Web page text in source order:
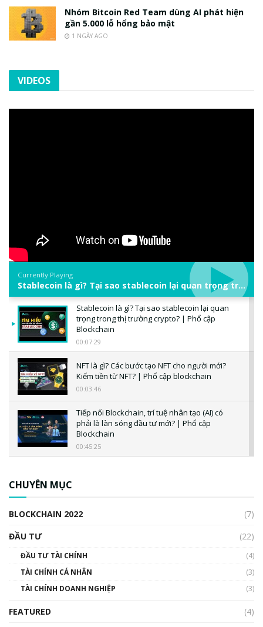
Nhóm Bitcoin Red Team dùng AI phát hiện
gần 5.000 lỗ hổng bảo mật
1 NGÀY AGO
VIDEOS
Currently Playing
Stablecoin là gì? Tại sao stablecoin lại quan trọng trong thị trường crypto? | Phổ cập Blockchain
Stablecoin là gì? Tại sao stablecoin lại quan
trọng trong thị trường crypto? | Phổ cập
Blockchain
00:07:29
NFT là gì? Các bước tạo NFT cho người mới?
Kiếm tiền từ NFT? | Phổ cập blockchain
00:03:46
Tiếp nối Blockchain, trí tuệ nhân tạo (AI) có
phải là làn sóng đầu tư mới? | Phổ cập
Blockchain
00:45:25
00:02:14
Nhìn lại năm 2022: Những sự kiện ảnh hưởng
đến hệ sinh thái tiền mã hoá | Phổ cập
CHUYÊN MỤC
BLOCKCHAIN 2022
(7)
ĐẦU TƯ
(22)
ĐẦU TƯ TÀI CHÍNH
(4)
TÀI CHÍNH CÁ NHÂN
(3)
TÀI CHÍNH DOANH NGHIỆP
(3)
FEATURED
(4)